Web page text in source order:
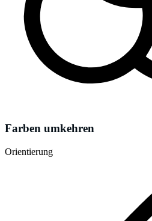
Farben umkehren
Orientierung